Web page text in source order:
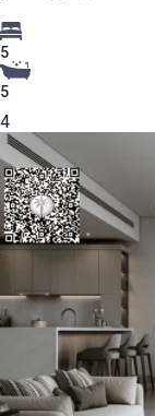
5
5
4